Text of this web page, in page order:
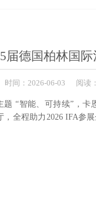
届德国柏林国
时间： 2026-06-03 阅读
题 “智能、可持续”，
全程助力2026 IFA参